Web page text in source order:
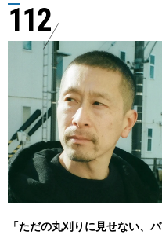
112
「ただの丸刈りに見せない、バ